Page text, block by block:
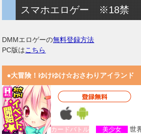
スマホエロゲー ※18禁
DMMエロゲーの無料登録方法
PC版はこちら
●大冒険！ゆけゆけ☆おさわりアイランド
カードバトル 美少女
世